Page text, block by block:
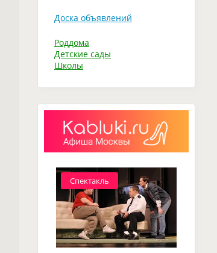
Доска объявлений
Роддома
Детские сады
Школы
Спектакль